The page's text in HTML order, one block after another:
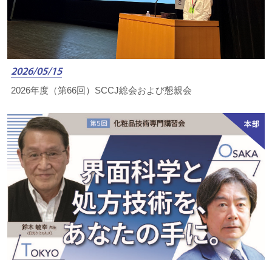
2026/05/15
2026年度（第66回）SCCJ総会および懇親会